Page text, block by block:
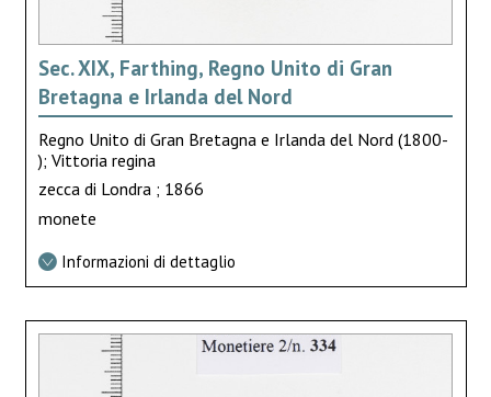
Sec. XIX, Farthing, Regno Unito di Gran
Bretagna e Irlanda del Nord
Regno Unito di Gran Bretagna e Irlanda del Nord (1800-
); Vittoria regina
zecca di Londra ; 1866
monete
Informazioni di dettaglio